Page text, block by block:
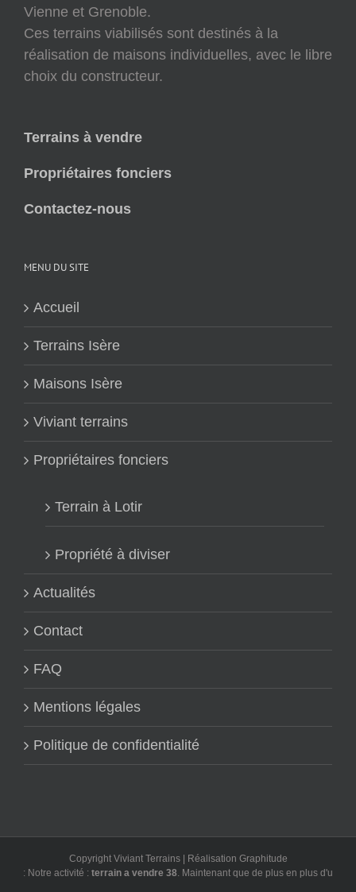
Vienne et Grenoble.
Ces terrains viabilisés sont destinés à la
réalisation de maisons individuelles, avec le libre
choix du constructeur.
Terrains à vendre
Propriétaires fonciers
Contactez-nous
MENU DU SITE
Accueil
Terrains Isère
Maisons Isère
Viviant terrains
Propriétaires fonciers
Terrain à Lotir
Propriété à diviser
Actualités
Contact
FAQ
Mentions légales
Politique de confidentialité
Copyright Viviant Terrains | Réalisation Graphitude
Notre activité :terrain a vendre 38. Maintenant que de plus en plus